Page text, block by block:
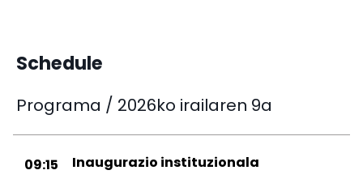
Schedule
Programa / 2026ko irailaren 9a
09:15
Inaugurazio instituzionala